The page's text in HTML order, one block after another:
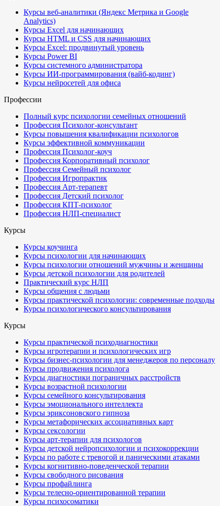
Курсы веб-аналитики (Яндекс Метрика и Google
Analytics)
Курсы Excel для начинающих
Курсы HTML и CSS для начинающих
Курсы Excel: продвинутый уровень
Курсы Power BI
Курсы системного администратора
Курсы ИИ-программирования (вайб-кодинг)
Курсы нейросетей для офиса
Профессии
Полный курс психологии семейных отношений
Профессия Психолог-консультант
Курсы повышения квалификации психологов
Курсы эффективной коммуникации
Профессия Психолог-коуч
Профессия Корпоративный психолог
Профессия Семейный психолог
Профессия Игропрактик
Профессия Арт-терапевт
Профессия Детский психолог
Профессия КПТ-психолог
Профессия НЛП-специалист
Курсы
Курсы коучинга
Курсы психологии для начинающих
Курсы психологии отношений мужчины и женщины
Курсы детской психологии для родителей
Практический курс НЛП
Курсы общения с людьми
Курсы практической психологии: современные подходы
Курсы психологического консультирования
Курсы
Курсы практической психодиагностики
Курсы игротерапии и психологических игр
Курсы бизнес-психологии для менеджеров по персоналу
Курсы продвижения психолога
Курсы диагностики пограничных расстройств
Курсы возрастной психологии
Курсы семейного консультирования
Курсы эмоционального интеллекта
Курсы эриксоновского гипноза
Курсы метафорических ассоциативных карт
Курсы сексологии
Курсы арт-терапии для психологов
Курсы детской нейропсихологии и психокоррекции
Курсы по работе с тревогой и паническими атаками
Курсы когнитивно-поведенческой терапии
Курсы свободного рисования
Курсы профайлинга
Курсы телесно-ориентированной терапии
Курсы психосоматики